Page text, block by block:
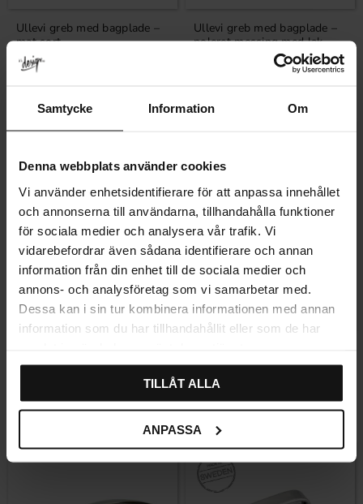
Samtycke Information Om
Denna webbplats använder cookies
Vi använder enhetsidentifierare för att anpassa innehållet
och annonserna till användarna, tillhandahålla funktioner
för sociala medier och analysera vår trafik. Vi
vidarebefordrar även sådana identifierare och annan
information från din enhet till de sociala medier och
annons- och analysföretag som vi samarbetar med.
Dessa kan i sin tur kombinera informationen med annan
information som du har tillhandahållit eller som de har
TILLÅT ALLA
ANPASSA
Ullevi greb med bagplade –
mat sort
Vurdering:
110
Ullevi greb med bagplade –
poleret messing med lak
4.7 ud af 5 stjerner
poleret messing uden lak
Gem som favorit
poleret nikkel
Vurdering:
Gem som